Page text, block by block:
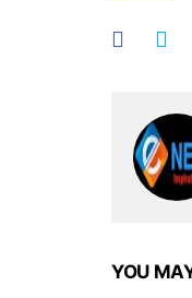
YOU